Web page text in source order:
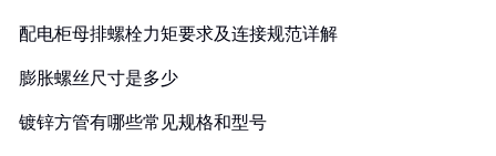
配电柜母排螺栓力矩要求及连接规范详解
膨胀螺丝尺寸是多少
镀锌方管有哪些常见规格和型号